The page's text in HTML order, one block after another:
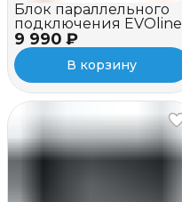
9 990 ₽
Блок параллельного
подключения EVOline
В корзину